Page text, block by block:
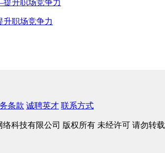
职场竞争力
条款 诚聘英才 联系方式
络科技有限公司 版权所有 未经许可 请勿转载